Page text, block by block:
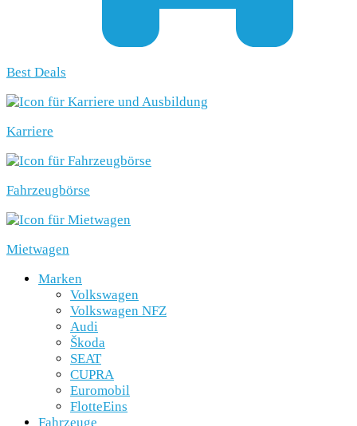
Best Deals
Karriere
Fahrzeugbörse
Mietwagen
Marken
Volkswagen
Volkswagen NFZ
Audi
Škoda
SEAT
CUPRA
Euromobil
FlotteEins
Fahrzeuge